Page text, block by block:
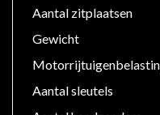
Inruil mogelijk!
inruilverzoek via
website.
Ook lease, financiering
Aantal zitplaatsen
Gewicht
Aantal sleutels